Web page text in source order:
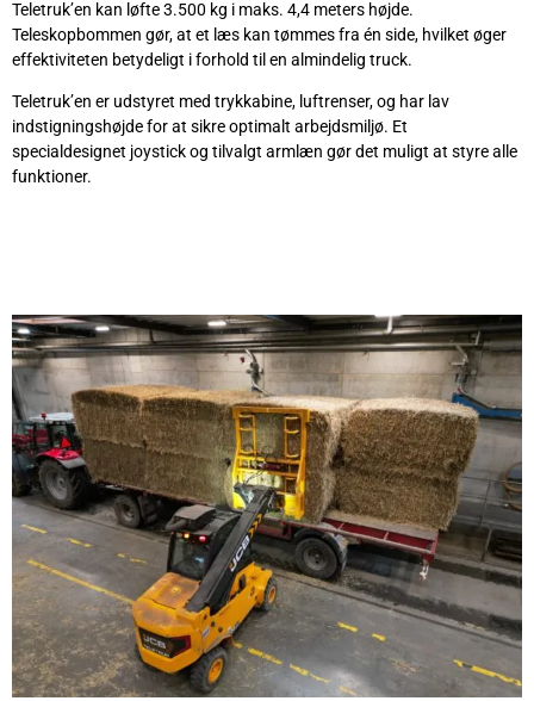
Teletruk’en kan løfte 3.500 kg i maks. 4,4 meters højde.
Teleskopbommen gør, at et læs kan tømmes fra én side, hvilket øger
effektiviteten betydeligt i forhold til en almindelig truck.
Teletruk’en er udstyret med trykkabine, luftrenser, og har lav
indstigningshøjde for at sikre optimalt arbejdsmiljø. Et
specialdesignet joystick og tilvalgt armlæn gør det muligt at styre alle
funktioner.